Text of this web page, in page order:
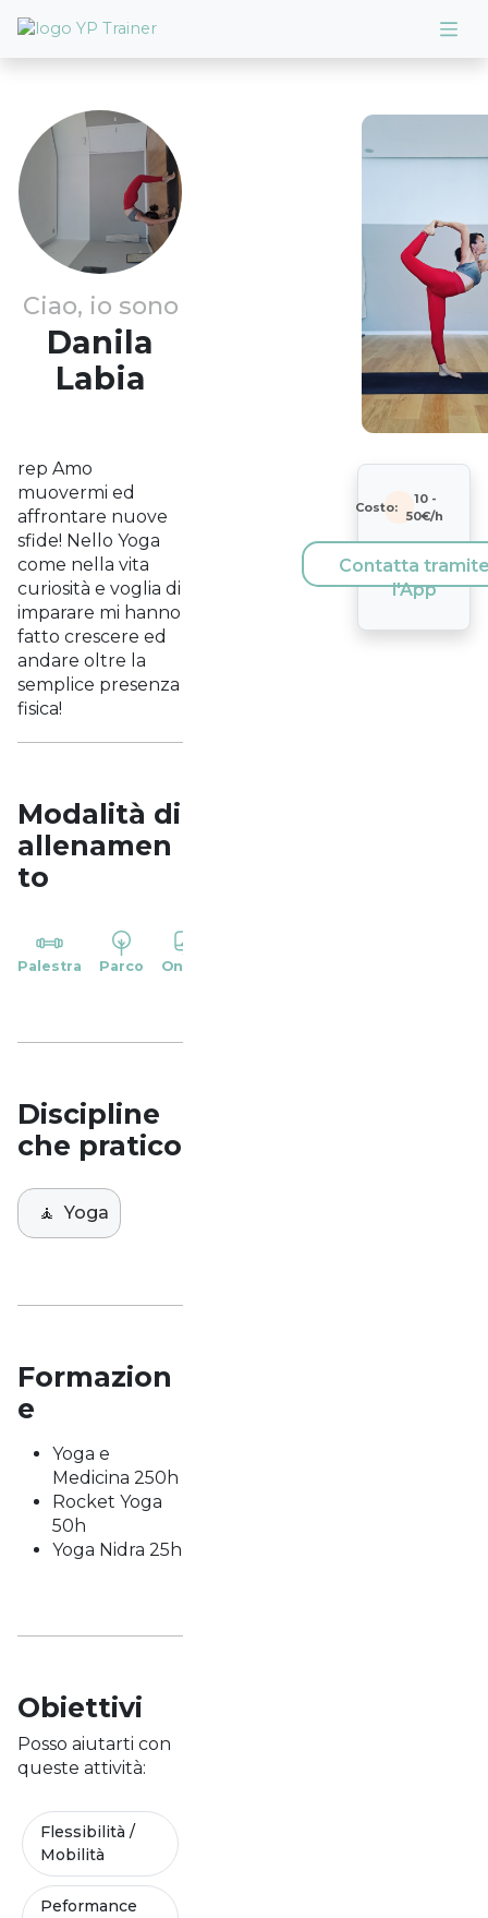
Ciao, io sono
Danila
Labia
rep Amo
muovermi ed
affrontare nuove
sfide! Nello Yoga
come nella vita
curiosità e voglia di
imparare mi hanno
fatto crescere ed
andare oltre la
semplice presenza
fisica!
Modalità di
allenamen
to
Palestra Parco Online
Discipline
che pratico
🧘 Yoga
Formazion
e
Yoga e
Medicina 250h
Rocket Yoga
50h
Yoga Nidra 25h
Obiettivi
Posso aiutarti con
queste attività:
Flessibilità /
Mobilità
Peformance
Costo:
10-
50€/h
Contatta
l'App